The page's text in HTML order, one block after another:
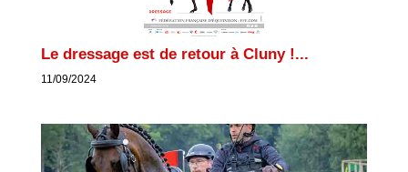
Le dressage est de retour à Cluny !...
11/09/2024